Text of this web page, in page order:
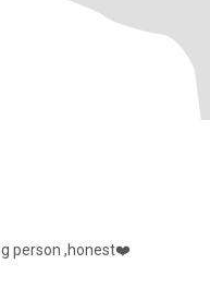
person ,honest❤️